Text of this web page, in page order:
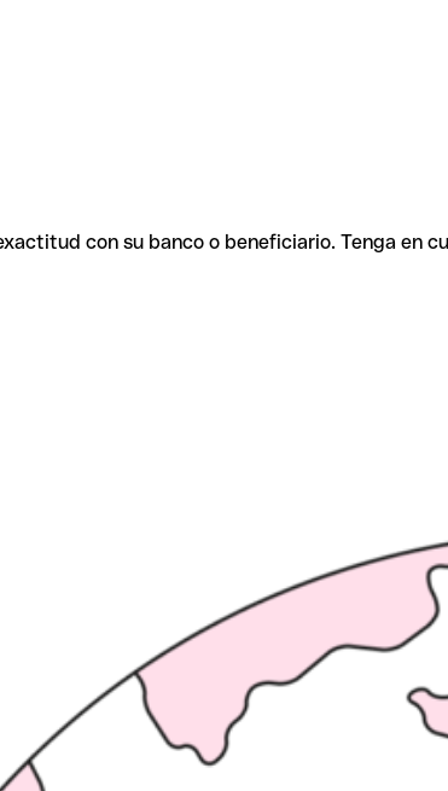
con su banco o beneficiario. Tenga en